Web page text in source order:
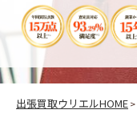
出張買取ウリエルHOME>